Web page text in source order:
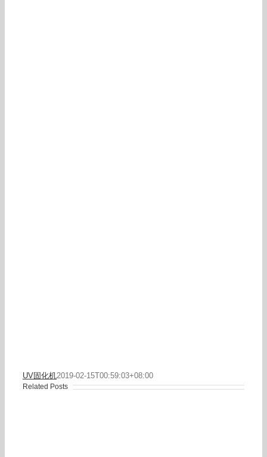
UV固化机2019-02-15T00:59:03+08:00
Related Posts